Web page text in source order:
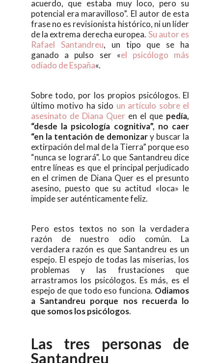
acuerdo, que estaba muy loco, pero su
potencial era maravilloso”. El autor de esta
frase no es revisionista histórico, ni un líder
de la extrema derecha europea. Su autor es
Rafael Santandreu, un tipo que se ha
ganado a pulso ser «el psicólogo más
odiado de España«.
Sobre todo, por los propios psicólogos. El
último motivo ha sido un artículo sobre el
asesinato de Diana Quer en el que pedía,
“desde la psicología cognitiva”, no caer
“en la tentación de demonizary buscar la
extirpación del mal de la Tierra” porque eso
“nunca se logrará”. Lo que Santandreu dice
entre líneas es que el principal perjudicado
en el crimen de Diana Quer es el presunto
asesino, puesto que su actitud «loca» le
impide ser auténticamente feliz.
Pero estos textos no son la verdadera
razón de nuestro odio común. La
verdadera razón es que Santandreu es un
espejo. El espejo de todas las miserias, los
problemas y las frustaciones que
arrastramos los psicólogos. Es más, es el
espejo de que todo eso funciona. Odiamos
a Santandreu porque nos recuerda lo
que somos los psicólogos.
Las tres personas de
Santandreu